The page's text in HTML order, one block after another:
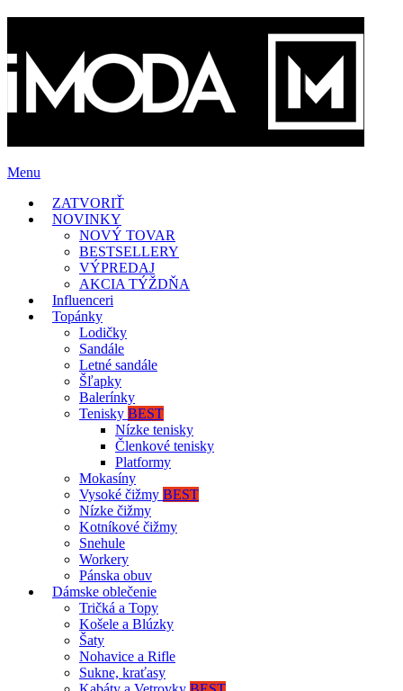
Menu
ZATVORIŤ
NOVINKY
NOVÝ TOVAR
BESTSELLERY
VÝPREDAJ
AKCIA TÝŽDŇA
Influenceri
Topánky
Lodičky
Sandále
Letné sandále
Šľapky
Balerínky
Tenisky BEST
Nízke tenisky
Členkové tenisky
Platformy
Mokasíny
Vysoké čižmy BEST
Nízke čižmy
Kotníkové čižmy
Snehule
Workery
Pánska obuv
Dámske oblečenie
Tričká a Topy
Košele a Blúzky
Šaty
Nohavice a Rifle
Sukne, kraťasy